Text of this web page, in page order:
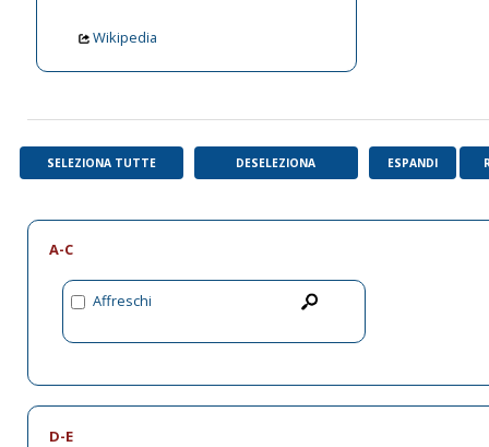
Wikipedia
SELEZIONA TUTTE DESELEZIONA ESPANDI
A-C
Affreschi
D-E